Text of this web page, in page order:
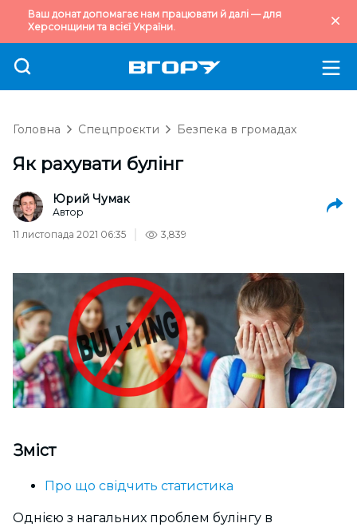
Ваш донат допомагає нам працювати й далі — для
Херсонщини та всієї України.
Головна Спецпроєкти Безпека в громадах
Як рахувати булінг
Юрий Чумак
Автор
11 листопада 2021 06:35
3,839
Зміст
Про що свідчить статистика
Однією з нагальних проблем булінгу в